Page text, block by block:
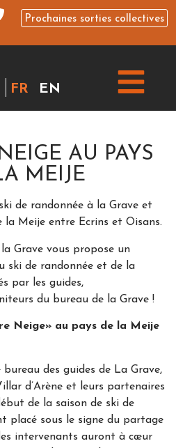
Prochaines sorties collectives
FR EN
AU PAYS
MEIJE
de randonnée à la Grave et
la Meije entre Ecrins et Oisans.
Grave vous propose un
ski de randonnée et de la
par les guides,
du bureau de la Grave !
Neige» au pays de la Meije
des guides de La Grave,
d’Arène et leurs partenaires
de la saison de ski de
placé sous le signe du partage
intervenants auront à cœur